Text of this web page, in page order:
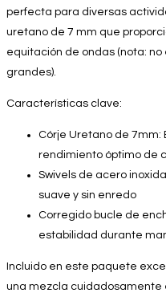
perfecta para diversas
uretano de 7 mm que
equitación de ondas (nota:
grandes).
Características clave:
Córje Uretano de 7mm:
rendimiento óptimo de
Swivels de acero
suave y sin enredo
Corregido bucle de
estabilidad durante
Incluido en este paquete
una mezcla